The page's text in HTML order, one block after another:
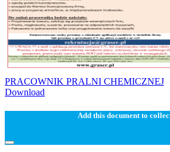
PRACOWNIK PRALNI CHEMICZNEJ
Download
Add this document to